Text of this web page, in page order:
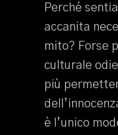
Perché
accanita
mito? Forse
culturale
più
è l’unico